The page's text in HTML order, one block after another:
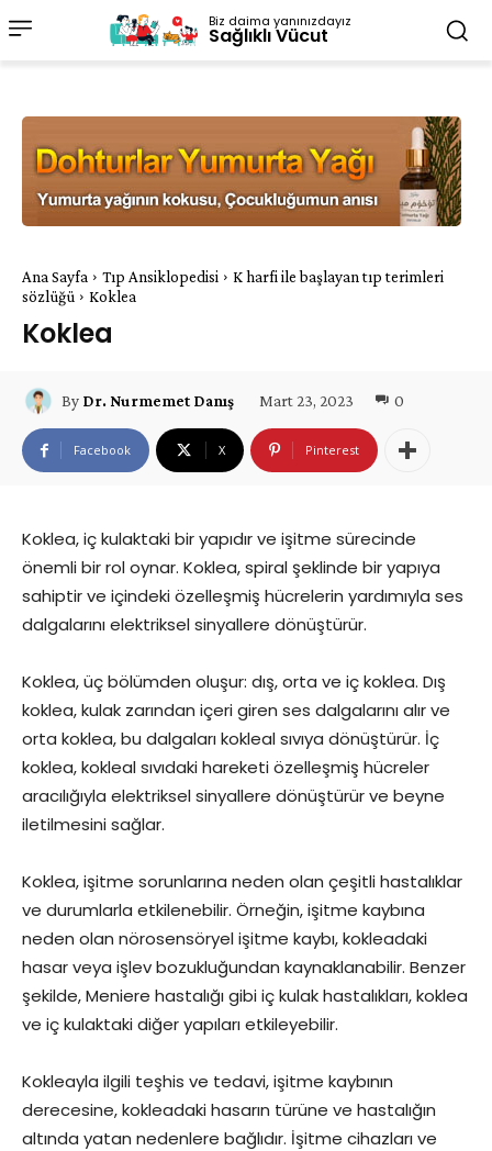
Biz daima yanınızdayız
Sağlıklı Vücut
Ana Sayfa Tıp Ansiklopedisi
K harfi ile başlayan tıp terimleri
sözlüğü
Koklea
Koklea
By Dr. Nurmemet Danış Mart 23, 2023 0
Facebook X Pinterest
Koklea, iç kulaktaki bir yapıdır ve işitme sürecinde
önemli bir rol oynar. Koklea, spiral şeklinde bir yapıya
sahiptir ve içindeki özelleşmiş hücrelerin yardımıyla ses
dalgalarını elektriksel sinyallere dönüştürür.
Koklea, üç bölümden oluşur: dış, orta ve iç koklea. Dış
koklea, kulak zarından içeri giren ses dalgalarını alır ve
orta koklea, bu dalgaları kokleal sıvıya dönüştürür. İç
koklea, kokleal sıvıdaki hareketi özelleşmiş hücreler
aracılığıyla elektriksel sinyallere dönüştürür ve beyne
iletilmesini sağlar.
Koklea, işitme sorunlarına neden olan çeşitli hastalıklar
ve durumlarla etkilenebilir. Örneğin, işitme kaybına
neden olan nörosensöryel işitme kaybı, kokleadaki
hasar veya işlev bozukluğundan kaynaklanabilir. Benzer
şekilde, Meniere hastalığı gibi iç kulak hastalıkları, koklea
ve iç kulaktaki diğer yapıları etkileyebilir.
Kokleayla ilgili teşhis ve tedavi, işitme kaybının
derecesine, kokleadaki hasarın türüne ve hastalığın
altında yatan nedenlere bağlıdır. İşitme cihazları ve